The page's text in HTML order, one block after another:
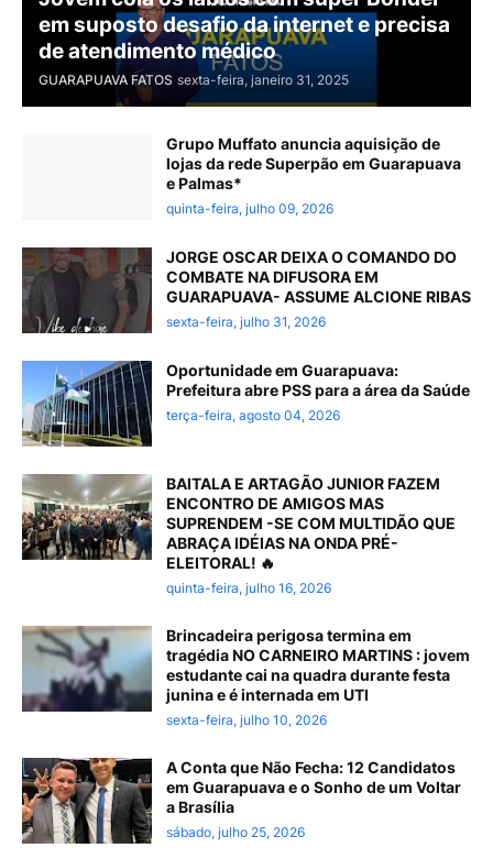
em suposto desafio da internet e precisa
de atendimento médico
GUARAPUAVA FATOS sexta-feira, janeiro 31, 2025
Grupo Muffato anuncia aquisição de
lojas da rede Superpão em Guarapuava
e Palmas*
quinta-feira, julho 09, 2026
JORGE OSCAR DEIXA O COMANDO DO
COMBATE NA DIFUSORA EM
GUARAPUAVA- ASSUME ALCIONE RIBAS
sexta-feira, julho 31, 2026
Oportunidade em Guarapuava:
Prefeitura abre PSS para a área da Saúde
terça-feira, agosto 04, 2026
BAITALA E ARTAGÃO JUNIOR FAZEM
ENCONTRO DE AMIGOS MAS
SUPRENDEM -SE COM MULTIDÃO QUE
ABRAÇA IDÉIAS NA ONDA PRÉ-
ELEITORAL! 🔥
quinta-feira, julho 16, 2026
Brincadeira perigosa termina em
tragédia NO CARNEIRO MARTINS : jovem
estudante cai na quadra durante festa
junina e é internada em UTI
sexta-feira, julho 10, 2026
A Conta que Não Fecha: 12 Candidatos
em Guarapuava e o Sonho de um Voltar
a Brasília
sábado, julho 25, 2026